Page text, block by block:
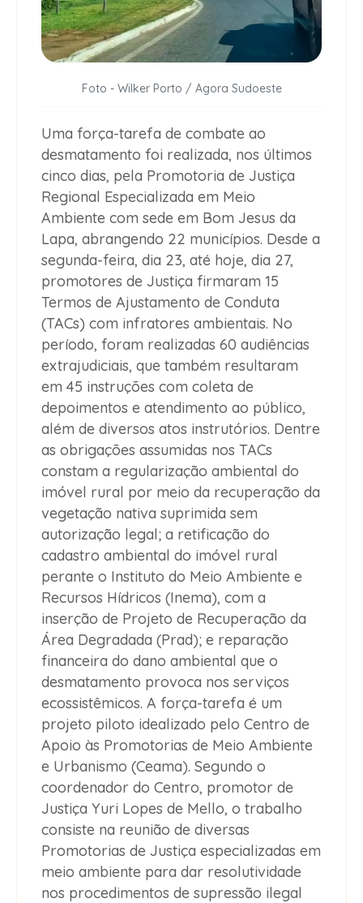
Foto - Wilker Porto / Agora Sudoeste
Uma força-tarefa de combate ao
desmatamento foi realizada, nos últimos
cinco dias, pela Promotoria de Justiça
Regional Especializada em Meio
Ambiente com sede em Bom Jesus da
Lapa, abrangendo 22 municípios. Desde a
segunda-feira, dia 23, até hoje, dia 27,
promotores de Justiça firmaram 15
Termos de Ajustamento de Conduta
(TACs) com infratores ambientais. No
período, foram realizadas 60 audiências
extrajudiciais, que também resultaram
em 45 instruções com coleta de
depoimentos e atendimento ao público,
além de diversos atos instrutórios. Dentre
as obrigações assumidas nos TACs
constam a regularização ambiental do
imóvel rural por meio da recuperação da
vegetação nativa suprimida sem
autorização legal; a retificação do
cadastro ambiental do imóvel rural
perante o Instituto do Meio Ambiente e
Recursos Hídricos (Inema), com a
inserção de Projeto de Recuperação da
Área Degradada (Prad); e reparação
financeira do dano ambiental que o
desmatamento provoca nos serviços
ecossistêmicos. A força-tarefa é um
projeto piloto idealizado pelo Centro de
Apoio às Promotorias de Meio Ambiente
e Urbanismo (Ceama). Segundo o
coordenador do Centro, promotor de
Justiça Yuri Lopes de Mello, o trabalho
consiste na reunião de diversas
Promotorias de Justiça especializadas em
meio ambiente para dar resolutividade
nos procedimentos de supressão ilegal